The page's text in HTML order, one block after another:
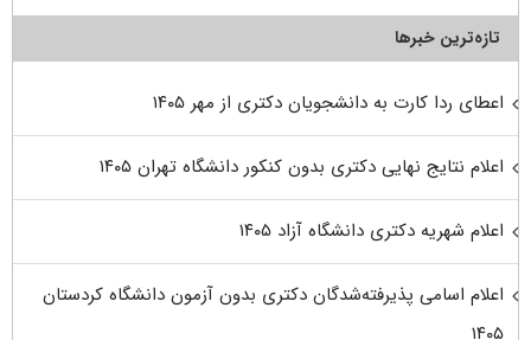
تازه‌ترین خبرها
اعطای ردا کارت به دانشجویان دکتری از مهر ۱۴۰۵
اعلام نتایج نهایی دکتری بدون کنکور دانشگاه تهران ۱۴۰۵
اعلام شهریه دکتری دانشگاه آزاد ۱۴۰۵
اعلام اسامی پذیرفته‌شدگان دکتری بدون آزمون دانشگاه کردستان
۱۴۰۵